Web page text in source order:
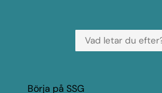
VAD LETAR DU EFTER?
Börja på SSG